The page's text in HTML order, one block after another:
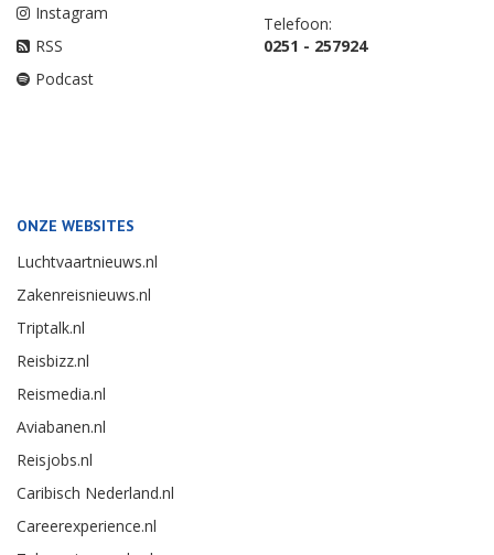
Instagram
RSS
Podcast
Telefoon:
0251 - 257924
ONZE WEBSITES
Luchtvaartnieuws.nl
Zakenreisnieuws.nl
Triptalk.nl
Reisbizz.nl
Reismedia.nl
Aviabanen.nl
Reisjobs.nl
Caribisch Nederland.nl
Careerexperience.nl